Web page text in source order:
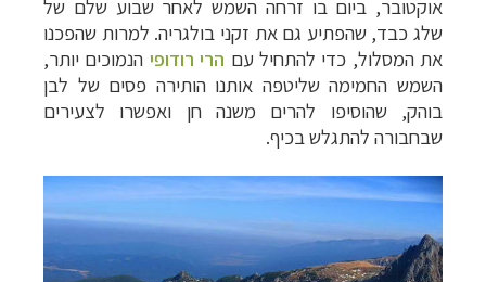
אוקטובר, ביום בו זרחה השמש לאחר שבוע שלם של
שלג כבד, שהפתיע גם את זקני בולגריה. למרות שהפכנו
את המסלול, כדי להתחיל עם הרי רודופי הנמוכים יותר,
השמש החמימה שליטפה אותנו הותירה פסים של לבן
בוהק, שהוסיפו להרים משנה חן ואפשרו לצעירים
שבחבורה להתגלש בכיף.